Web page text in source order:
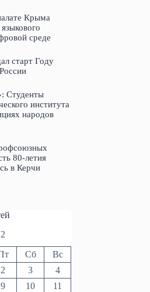
Крыма
среде
старт Году
Студенты
института
народов
80-летия
в Керчи
Сб
Вс
2 3
4
9 10
11